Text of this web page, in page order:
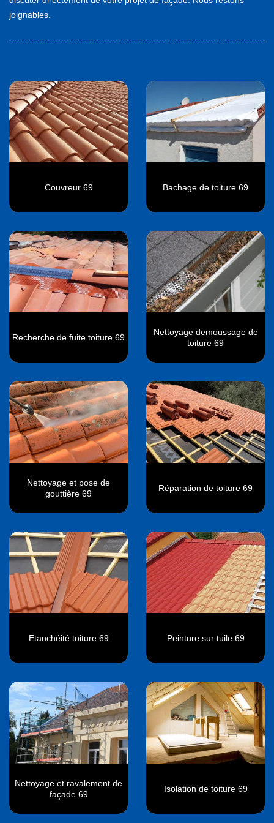
joignables.
Couvreur 69 Bachage de toiture 69
Recherche de fuite toiture 69
Nettoyage demoussage de
toiture 69
Nettoyage et pose de
gouttière 69
Réparation de toiture 69
Etanchéité toiture 69 Peinture sur tuile 69
Nettoyage et ravalement de
façade 69
Isolation de toiture 69